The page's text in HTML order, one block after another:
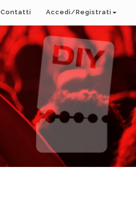
Contatti Accedi/Registrati